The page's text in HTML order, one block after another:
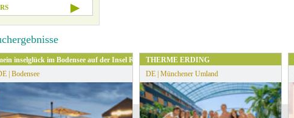
▶
inselglück im Bodensee auf der Insel Reichenau nähe Konstanz
| Bodensee
THERME ERDING
DE | Münchener Umland